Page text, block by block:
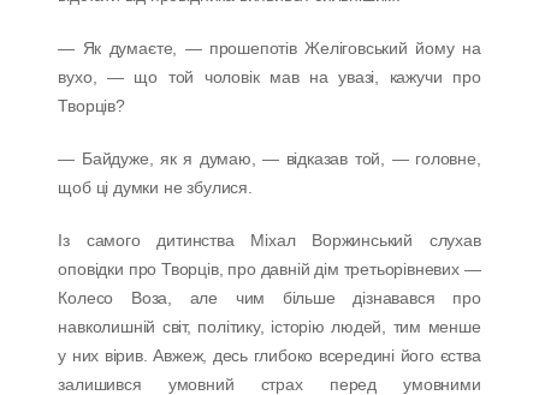
— Як думаєте, — прошепотів Желіговський йому на
вухо, — що той чоловік мав на увазі, кажучи про
Творців?
— Байдуже, як я думаю, — відказав той, — головне,
щоб ці думки не збулися.
Із самого дитинства Міхал Воржинський слухав
оповідки про Творців, про давній дім третьорівневих —
Колесо Воза, але чим більше дізнавався про
навколишній світ, політику, історію людей, тим менше
у них вірив. Авжеж, десь глибоко всередині його єства
залишився умовний страх перед умовними